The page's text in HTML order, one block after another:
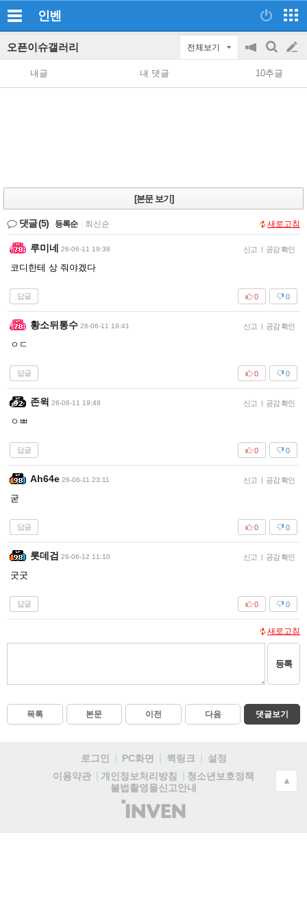
인벤
오픈이슈갤러리 전체보기
공
지
on/off
검
색
글
쓰
내글 내 댓글 10추글
[본문 보기]
댓글(5) 등록순 최신순 새로고침
루미네 26-06-11 19:38 신고 | 공감 확인
코디한테 상 줘야겠다
답글 0
0
황소뒤통수 26-06-11 19:41 신고 | 공감 확인
ㅇㄷ
답글 0
0
존윅 26-06-11 19:48 신고 | 공감 확인
ㅇㅃ
답글 0
0
Ah64e 26-06-11 23:11 신고 | 공감 확인
굳
답글 0
0
롯데검 26-06-12 11:10 신고 | 공감 확인
굿굿
답글 0
0
새로고침
등록
목록 본문 이전 다음 댓글보기
로그인 PC화면 퀵링크
설정
이용약관
개인정보처리방침
청소년보호정책
불법촬영물신고안내
(주)
인
▲